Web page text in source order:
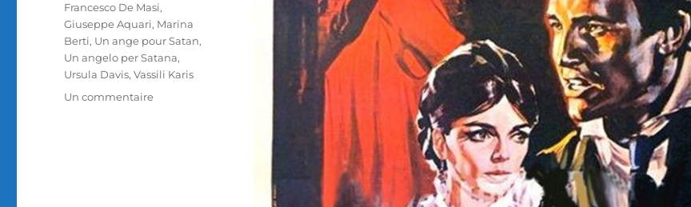
Francesco De Masi,
Giuseppe Aquari, Marina
Berti, Un ange pour Satan,
Un angelo per Satana,
Ursula Davis,Vassili Karis
Un commentairesur